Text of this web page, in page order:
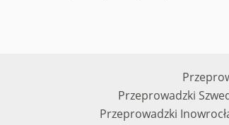
Przeprowadzki
Przeprowadzki